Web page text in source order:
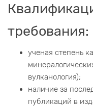
требования:
ученая степень
вулканология);
наличие за
публикаций в